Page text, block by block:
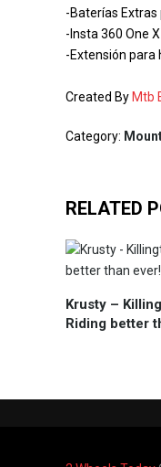
-Baterías Extras
-Insta 360 One
-Extensión para
Created By Mtb
Category:
RELATED
Krusty –
Riding better